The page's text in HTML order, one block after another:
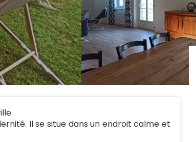
Il se situe dans un endroit calme et